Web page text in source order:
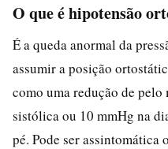
O que é hipotensão
É a queda anormal da
assumir a posição
como uma redução de pelo
sistólica ou 10 mmHg na
pé. Pode ser assintomática